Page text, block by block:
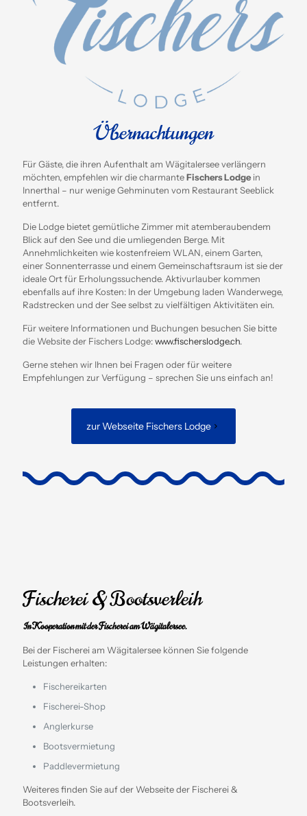
Übernachtungen
Für Gäste, die ihren Aufenthalt am Wägitalersee verlängern
möchten, empfehlen wir die charmanteFischers Lodgein
Innerthal – nur wenige Gehminuten vom Restaurant Seeblick
entfernt.
Die Lodge bietet gemütliche Zimmer mit atemberaubendem
Blick auf den See und die umliegenden Berge. Mit
Annehmlichkeiten wie kostenfreiem WLAN, einem Garten,
einer Sonnenterrasse und einem Gemeinschaftsraum ist sie der
ideale Ort für Erholungssuchende.Aktivurlauber kommen
ebenfalls auf ihre Kosten: In der Umgebung laden Wanderwege,
Radstrecken und der See selbst zu vielfältigen Aktivitäten ein.
Für weitere Informationen und Buchungen besuchen Sie bitte
die Website der Fischers Lodge:www.fischerslodge.ch.
Gerne stehen wir Ihnen bei Fragen oder für weitere
Empfehlungen zur Verfügung – sprechen Sie uns einfach an!
zur Webseite Fischers Lodge
Fischerei & Bootsverleih
In Kooperation mit der Fischerei am Wägitalersee.
Bei der Fischerei am Wägitalersee können Sie folgende
Leistungen erhalten:
Fischereikarten
Fischerei-Shop
Anglerkurse
Bootsvermietung
Paddlevermietung
Weiteres finden Sie auf der Webseite der Fischerei &
Bootsverleih.